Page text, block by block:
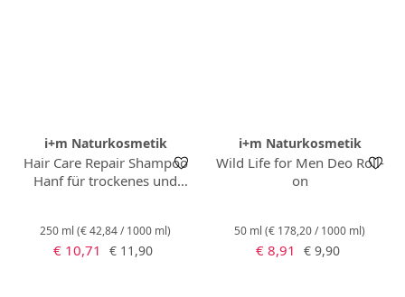
i+m Naturkosmetik
Hair Care Repair Shampoo
Hanf für trockenes und
250 ml (€ 42,84 / 1000 ml)
Verkaufspreis:
€ 10,71 Regulärer Preis:
€ 11,90
i+m Naturkosmetik
Wild Life for Men Deo Roll-
on
50 ml (€ 178,20 / 1000 ml)
Verkaufspreis:
€ 8,91 Regulärer Preis:
€ 9,90